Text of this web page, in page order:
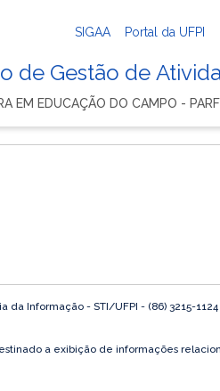
SIGAA Portal da UFPI
de Gestão de
EM EDUCAÇÃO DO CAMPO -
Informação - STI/UFPI - (86) 3215-
a exibição de informações